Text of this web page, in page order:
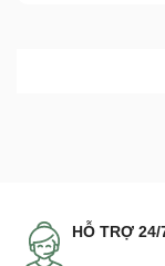
HỖ TRỢ 24/